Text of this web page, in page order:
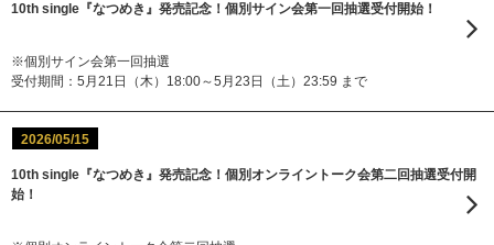
10th single『なつめき』発売記念！個別サイン会第一回抽選受付開始！
※個別サイン会第一回抽選
受付期間：5月21日（木）18:00～5月23日（土）23:59 まで
2026/05/15
10th single『なつめき』発売記念！個別オンライントーク会第二回抽選受付開
始！